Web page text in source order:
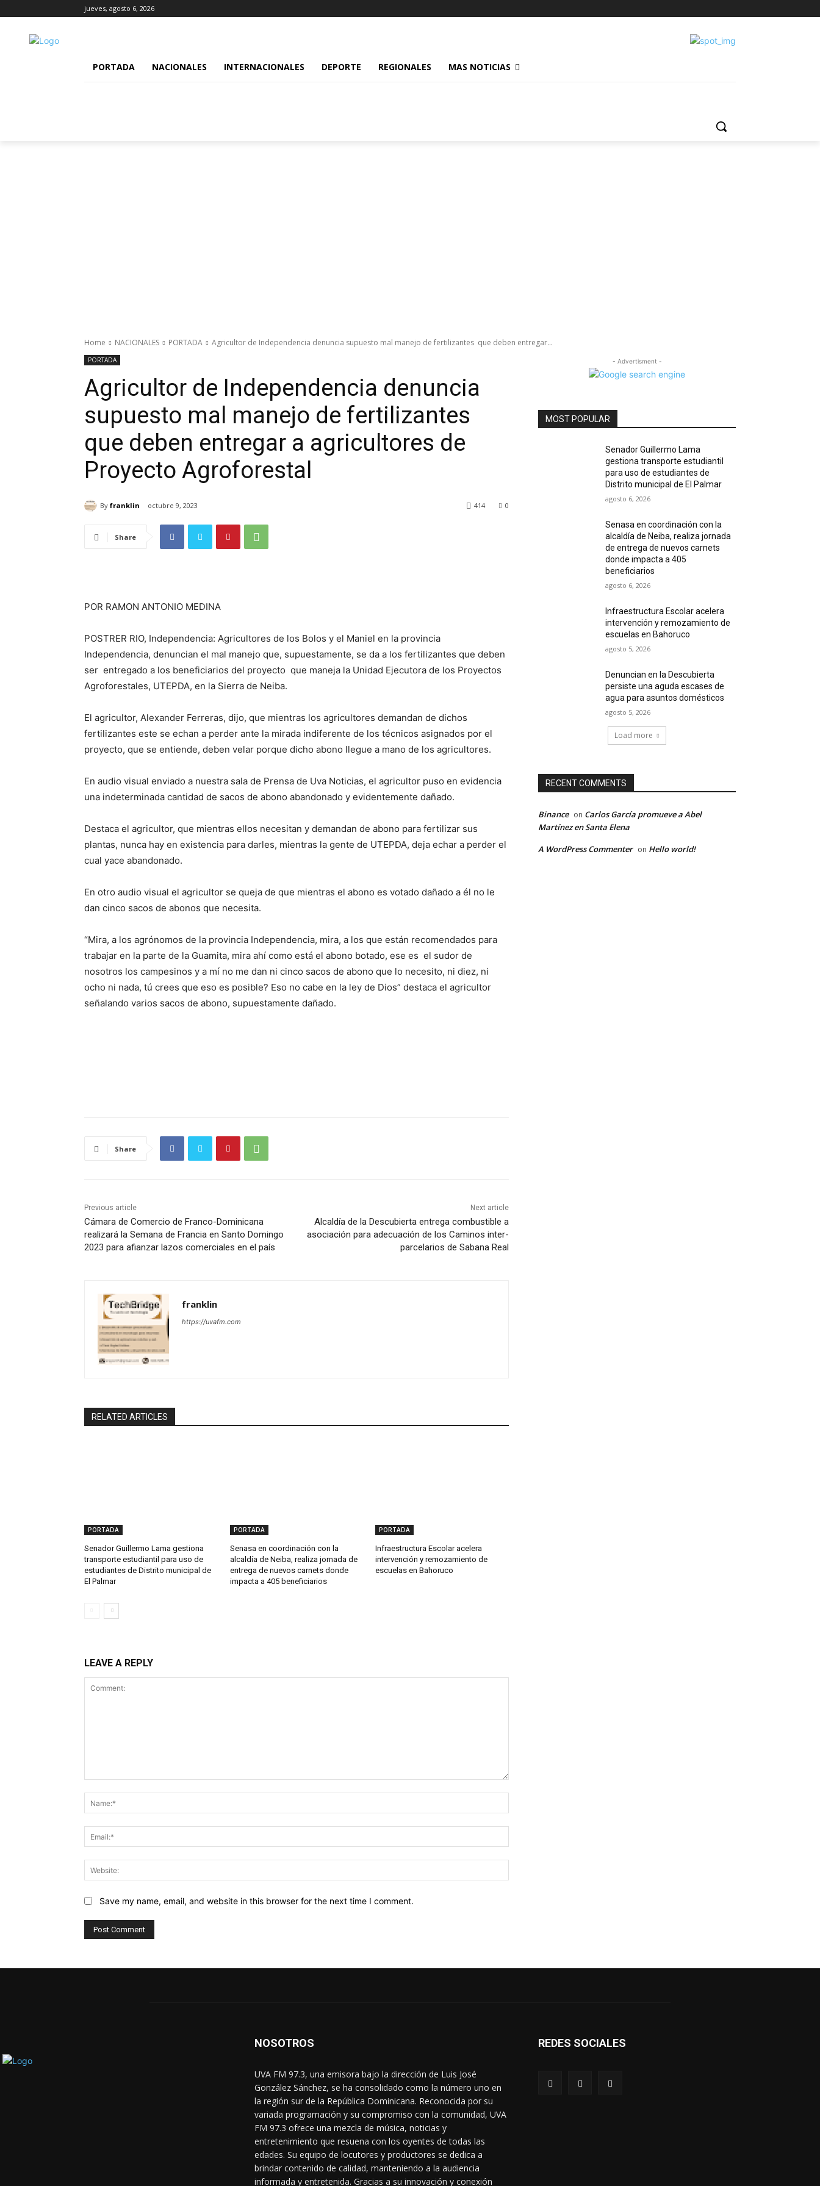
jueves, agosto 6, 2026
PORTADA NACIONALES INTERNACIONALES DEPORTE REGIONALES MAS NOTICIAS
Home NACIONALES PORTADA Agricultor de Independencia denuncia supuesto mal manejo de fertilizantes que deben entregar...
PORTADA
Agricultor de Independencia denuncia
supuesto mal manejo de fertilizantes
que deben entregar a agricultores de
Proyecto Agroforestal
By franklin octubre 9, 2023 0
414
Share
POR RAMON ANTONIO MEDINA
POSTRER RIO, Independencia: Agricultores de los Bolos y el Maniel en la provincia
Independencia, denuncian el mal manejo que, supuestamente, se da a los fertilizantes que deben
ser entregado a los beneficiarios del proyecto que maneja la Unidad Ejecutora de los Proyectos
Agroforestales, UTEPDA, en la Sierra de Neiba.
El agricultor, Alexander Ferreras, dijo, que mientras los agricultores demandan de dichos
fertilizantes este se echan a perder ante la mirada indiferente de los técnicos asignados por el
proyecto, que se entiende, deben velar porque dicho abono llegue a mano de los agricultores.
En audio visual enviado a nuestra sala de Prensa de Uva Noticias, el agricultor puso en evidencia
una indeterminada cantidad de sacos de abono abandonado y evidentemente dañado.
Destaca el agricultor, que mientras ellos necesitan y demandan de abono para fertilizar sus
plantas, nunca hay en existencia para darles, mientras la gente de UTEPDA, deja echar a perder el
cual yace abandonado.
En otro audio visual el agricultor se queja de que mientras el abono es votado dañado a él no le
dan cinco sacos de abonos que necesita.
“Mira, a los agrónomos de la provincia Independencia, mira, a los que están recomendados para
trabajar en la parte de la Guamita, mira ahí como está el abono botado, ese es el sudor de
nosotros los campesinos y a mí no me dan ni cinco sacos de abono que lo necesito, ni diez, ni
ocho ni nada, tú crees que eso es posible? Eso no cabe en la ley de Dios” destaca el agricultor
señalando varios sacos de abono, supuestamente dañado.
Share
Previous article
Cámara de Comercio de Franco-Dominicana
realizará la Semana de Francia en Santo Domingo
2023 para afianzar lazos comerciales en el país
Next article
Alcaldía de la Descubierta entrega combustible a
asociación para adecuación de los Caminos inter-
parcelarios de Sabana Real
franklin
https://uvafm.com
RELATED ARTICLES
PORTADA
Senador Guillermo Lama gestiona
transporte estudiantil para uso de
estudiantes de Distrito municipal de
El Palmar
PORTADA
Senasa en coordinación con la
alcaldía de Neiba, realiza jornada de
entrega de nuevos carnets donde
impacta a 405 beneficiarios
PORTADA
Infraestructura Escolar acelera
intervención y remozamiento de
escuelas en Bahoruco
LEAVE A REPLY
Save my name, email, and website in this browser for the next time I comment.
- Advertisment -
MOST POPULAR
Senador Guillermo Lama
gestiona transporte estudiantil
para uso de estudiantes de
Distrito municipal de El Palmar
agosto 6, 2026
Senasa en coordinación con la
alcaldía de Neiba, realiza jornada
de entrega de nuevos carnets
donde impacta a 405
beneficiarios
agosto 6, 2026
Infraestructura Escolar acelera
intervención y remozamiento de
escuelas en Bahoruco
agosto 5, 2026
Denuncian en la Descubierta
persiste una aguda escases de
agua para asuntos domésticos
agosto 5, 2026
Load more
RECENT COMMENTS
Binance on Carlos García promueve a Abel
Martínez en Santa Elena
A WordPress Commenter on Hello world!
NOSOTROS
UVA FM 97.3, una emisora bajo la dirección de Luis José
González Sánchez, se ha consolidado como la número uno en
la región sur de la República Dominicana. Reconocida por su
variada programación y su compromiso con la comunidad, UVA
FM 97.3 ofrece una mezcla de música, noticias y
entretenimiento que resuena con los oyentes de todas las
edades. Su equipo de locutores y productores se dedica a
brindar contenido de calidad, manteniendo a la audiencia
informada y entretenida. Gracias a su innovación y conexión
REDES SOCIALES